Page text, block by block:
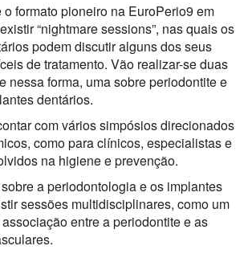
o formato pioneiro na EuroPerio9 em
“nightmare sessions”, nas quais os
podem discutir alguns dos seus
de tratamento. Vão realizar-se duas
nessa forma, uma sobre periodontite e
dentários.
com vários simpósios direcionados
como para clínicos, especialistas e
na higiene e prevenção.
a periodontologia e os implantes
sessões multidisciplinares, como um
entre a periodontite e as